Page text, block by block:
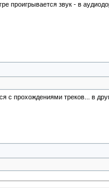
звук - в
прохождениями треков... в